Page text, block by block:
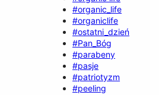
#organic_life
#organiclife
#ostatni_dzień
#Pan_Bóg
#parabeny
#pasje
#patriotyzm
#peeling